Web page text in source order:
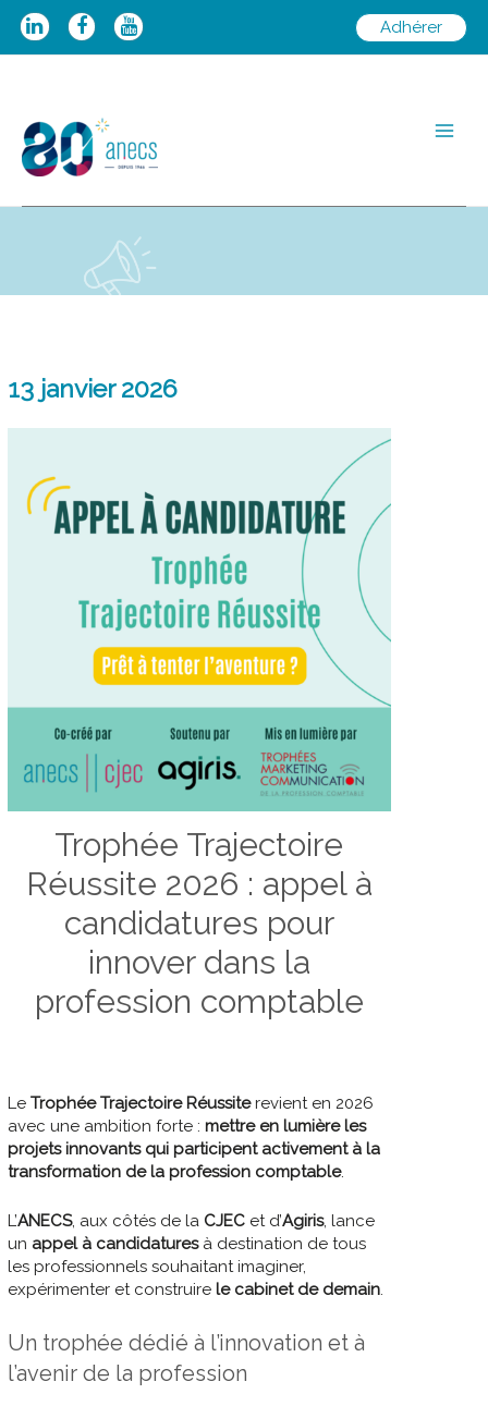
Aller
Adhérer
13 janvier 2026
Trophée Trajectoire
Réussite 2026 : appel à
candidatures pour
innover dans la
profession comptable
LeTrophée Trajectoire Réussiterevient en 2026
avec une ambition forte :mettre en lumière les
projets innovants qui participent activement à la
transformation de la profession comptable.
L’ANECS, aux côtés de la CJEC et d’Agiris, lance
un appel à candidaturesà destination de tous
les professionnels souhaitant imaginer,
expérimenter et construirele cabinet de demain.
Un trophée dédié à l’innovation et à
l’avenir de la profession